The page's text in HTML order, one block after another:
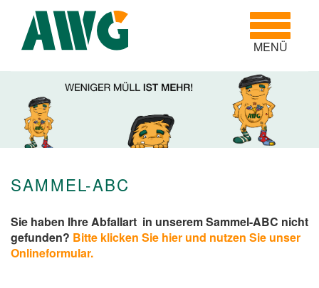
Toggle
MENÜ
SAMMEL-ABC
Sie haben Ihre Abfallart in unserem Sammel-ABC nicht
gefunden? Bitte klicken Sie hier und nutzen Sie unser
Onlineformular.